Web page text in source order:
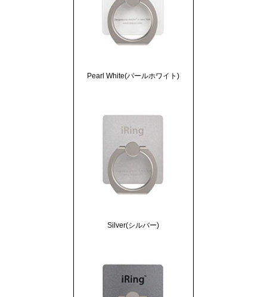
Pearl White(パールホワイト)
Silver(シルバー)